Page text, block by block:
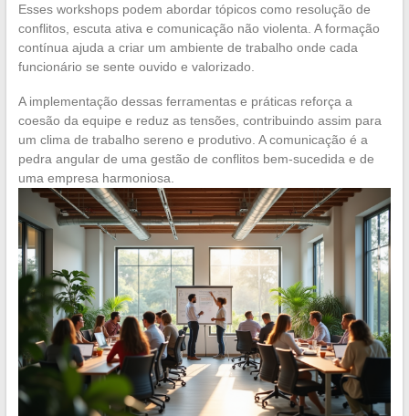
Esses workshops podem abordar tópicos como resolução de
conflitos, escuta ativa e comunicação não violenta. A formação
contínua ajuda a criar um ambiente de trabalho onde cada
funcionário se sente ouvido e valorizado.
A implementação dessas ferramentas e práticas reforça a
coesão da equipe e reduz as tensões, contribuindo assim para
um clima de trabalho sereno e produtivo. A comunicação é a
pedra angular de uma gestão de conflitos bem-sucedida e de
uma empresa harmoniosa.